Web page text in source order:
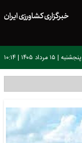
خبرگزاری کشاورزی ایران
پنجشنبه | ۱۵ مرداد ۱۴۰۵ | ۱۰:۱۴